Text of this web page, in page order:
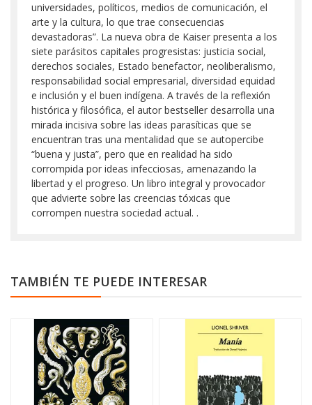
universidades, políticos, medios de comunicación, el
arte y la cultura, lo que trae consecuencias
devastadoras”. La nueva obra de Kaiser presenta a los
siete parásitos capitales progresistas: justicia social,
derechos sociales, Estado benefactor, neoliberalismo,
responsabilidad social empresarial, diversidad equidad
e inclusión y el buen indígena. A través de la reflexión
histórica y filosófica, el autor bestseller desarrolla una
mirada incisiva sobre las ideas parasíticas que se
encuentran tras una mentalidad que se autopercibe
“buena y justa”, pero que en realidad ha sido
corrompida por ideas infecciosas, amenazando la
libertad y el progreso. Un libro integral y provocador
que advierte sobre las creencias tóxicas que
corrompen nuestra sociedad actual. .
TAMBIÉN TE PUEDE INTERESAR